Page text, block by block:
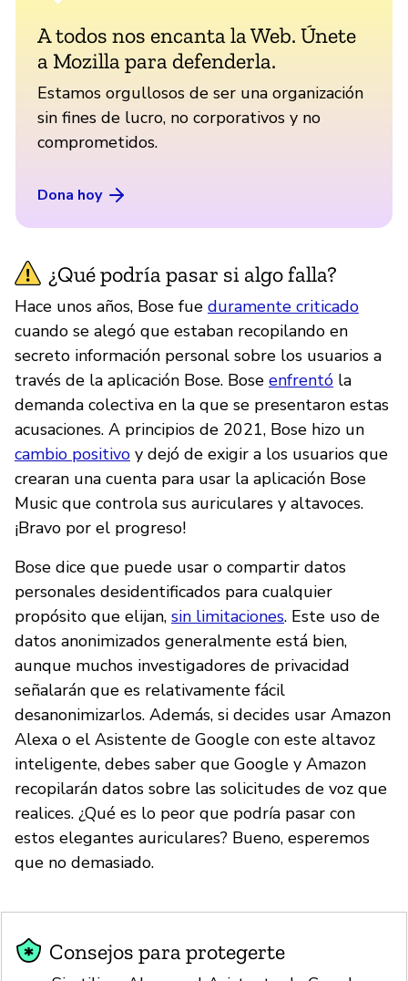
A todos nos encanta la Web. Únete
a Mozilla para defenderla.
Estamos orgullosos de ser una organización
sin fines de lucro, no corporativos y no
comprometidos.
Dona hoy
¿Qué podría pasar si algo falla?
Hace unos años, Bose fue duramente criticado
cuando se alegó que estaban recopilando en
secreto información personal sobre los usuarios a
través de la aplicación Bose. Bose enfrentó la
demanda colectiva en la que se presentaron estas
acusaciones. A principios de 2021, Bose hizo un
cambio positivo y dejó de exigir a los usuarios que
crearan una cuenta para usar la aplicación Bose
Music que controla sus auriculares y altavoces.
¡Bravo por el progreso!
Bose dice que puede usar o compartir datos
personales desidentificados para cualquier
propósito que elijan, sin limitaciones. Este uso de
datos anonimizados generalmente está bien,
aunque muchos investigadores de privacidad
señalarán que es relativamente fácil
desanonimizarlos. Además, si decides usar Amazon
Alexa o el Asistente de Google con este altavoz
inteligente, debes saber que Google y Amazon
recopilarán datos sobre las solicitudes de voz que
realices. ¿Qué es lo peor que podría pasar con
estos elegantes auriculares? Bueno, esperemos
que no demasiado.
Consejos para protegerte